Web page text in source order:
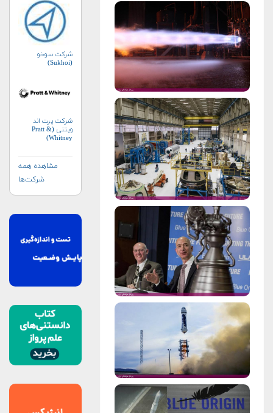
شرکت سوخو
(Sukhoi)
شرکت پرت اند
ویتنی (Pratt &
Whitney)
مشاهده همه
شرکت‌ها